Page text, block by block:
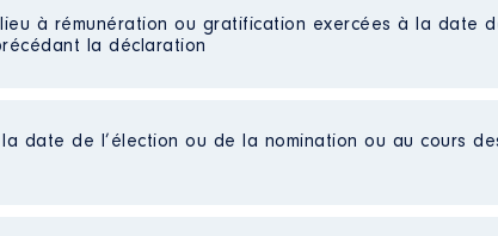
à rémunération ou gratification exercées à la date
la déclaration
date de l’élection ou de la nomination ou au cours